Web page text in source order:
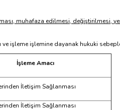
muhafaza edilmesi, değiştirilmesi,
işleme işlemine dayanak hukuki
İşleme Amacı
İletişim Sağlanması
İletişim Sağlanması